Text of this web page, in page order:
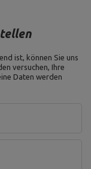
ist, können Sie uns
versuchen, Ihre
Daten werden